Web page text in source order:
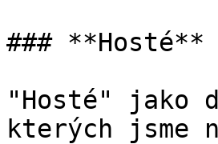
### **Hosté**
"Hosté" jako
kterých jsme